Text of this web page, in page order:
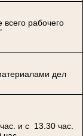
рабочего
"
дел
и с 13.30 час.